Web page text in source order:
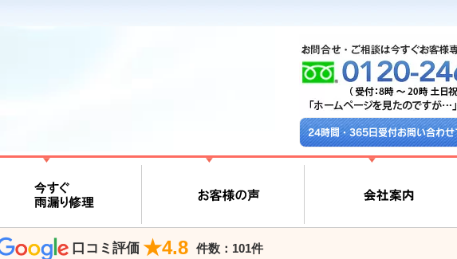
24時間・365日受付お問い合わせ
口コミ評価 ★4.8 件数：101件